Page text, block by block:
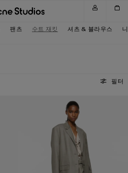
팬츠 수트 재킷 셔츠 & 블라우스
필터
레이어드 수트 재킷